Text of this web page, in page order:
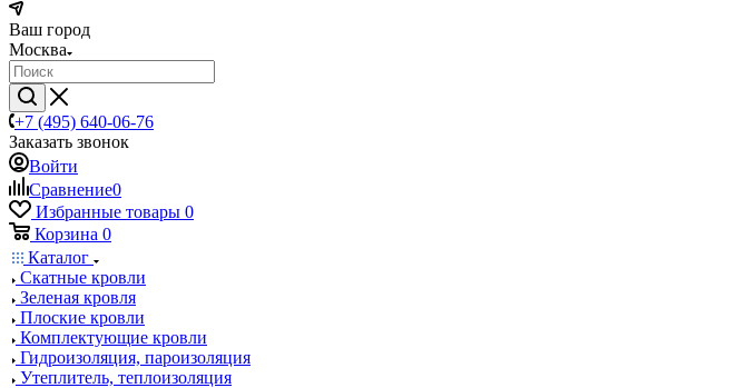
Ваш город
Москва
+7 (495) 640-06-76
Заказать звонок
Войти
Сравнение0
Избранные товары 0
Корзина 0
Каталог
Скатные кровли
Зеленая кровля
Плоские кровли
Комплектующие кровли
Гидроизоляция, пароизоляция
Утеплитель, теплоизоляция